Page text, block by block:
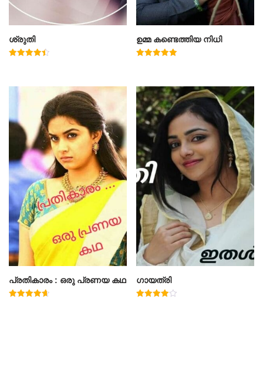
ശ്രുതി ഉമ്മ കണ്ടെത്തിയ നിധി
പ്രതികാരം : ഒരു പ്രണയ കഥ ഗായത്രി